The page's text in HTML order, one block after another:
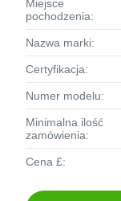
Miejsce
pochodzenia:
Nazwa marki:
Certyfikacja:
Numer modelu:
Minimalna ilość
zamówienia:
Cena £: